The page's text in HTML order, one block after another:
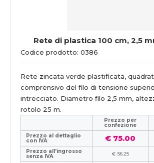
Rete di plastica 100 cm, 2,5
Codice prodotto: 0386
Rete zincata verde plastificata,
comprensivo del filo di tensione
intrecciato. Diametro filo 2,5 mm,
rotolo 25 m.
Prezzo per
confezione
Prezzo al dettaglio
con IVA € 75.00
Prezzo all'ingrosso
senza IVA € 56.25